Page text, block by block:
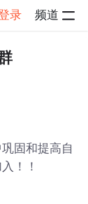
录 频道
固和提高自
！！